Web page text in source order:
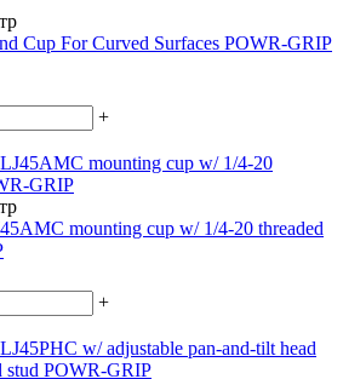
Cup For Curved Surfaces POWR-GRIP
+
mounting cup w/ 1/4-20 threaded
+